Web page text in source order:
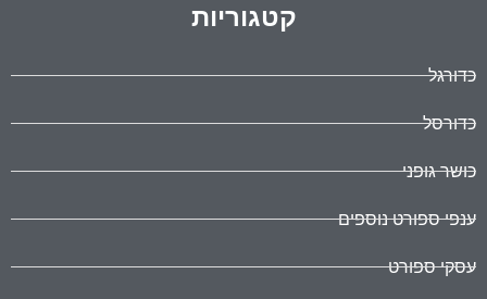
קטגוריות
כדורגל
כדורסל
כושר גופני
ענפי ספורט נוספים
עסקי ספורט